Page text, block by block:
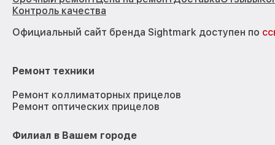
Контроль качества
Официальный сайт бренда Sightmark доступен по
Ремонт техники
Ремонт коллиматорных прицелов
Ремонт оптических прицелов
Филиал в Вашем городе